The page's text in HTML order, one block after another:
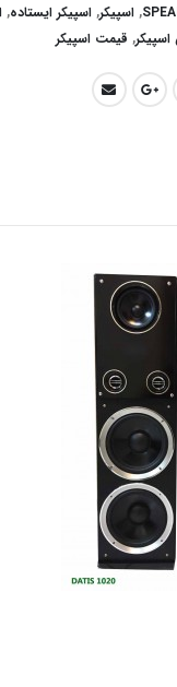
, اسپیکر, اسپیکر ایستاده,
, قیمت اسپیکر